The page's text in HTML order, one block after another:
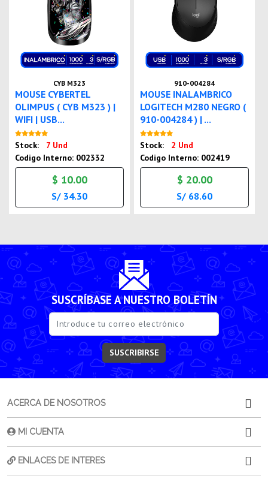
CYB M323
MOUSE CYBERTEL
OLIMPUS ( CYB M323 ) |
WIFI | USB...
Stock:
7 Und
Codigo Interno: 002332
$ 10.00
S/ 34.30
910-004284
MOUSE INALAMBRICO
LOGITECH M280 NEGRO (
910-004284 ) | ...
Stock:
2 Und
Codigo Interno: 002419
$ 20.00
S/ 68.60
SUSCRÍBASE A NUESTRO BOLETÍN
SUSCRIBIRSE
ACERCA DE NOSOTROS
MI CUENTA
ENLACES DE INTERES